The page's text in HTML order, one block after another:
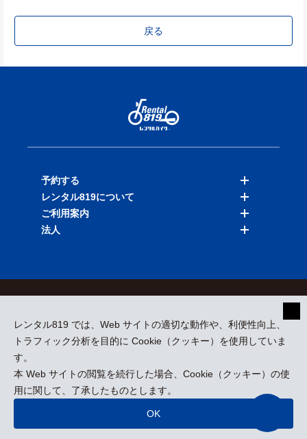
戻る
レンタル819 では、Web サイトの適切な動作や、利便性向上、
トラフィック分析を目的に Cookie（クッキー）を使用していま
す。
本 Web サイトの閲覧を続行した場合、Cookie（クッキー）の使
用に関して、了承したものとします。
OK
予約する
バイクを探す
店舗を探す
レンタル819について
料金表
ご利用案内
法人
採用情報
プレスリリース
kizuki Rental Service © All Rights Reserved.